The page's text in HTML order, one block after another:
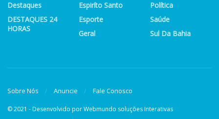
Destaques
DESTAQUES 24
HORAS
Espiríto Santo
Esporte
Geral
Política
Saúde
Sul Da Bahia
Sobre Nós Anuncie Fale Conosco
© 2021 - Desenvolvido porWebmundo soluções Interativas